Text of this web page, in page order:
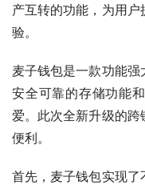
产互转的功能，为用
验。
麦子钱包是一款功能
安全可靠的存储功能
爱。此次全新升级的
便利。
首先，麦子钱包实现